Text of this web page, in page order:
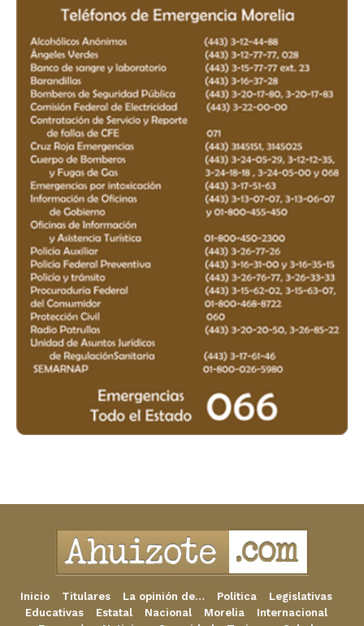
Inicio Titulares La opinión de… Política
Legislativas
Educativas
Estatal Nacional Morelia
Internacional